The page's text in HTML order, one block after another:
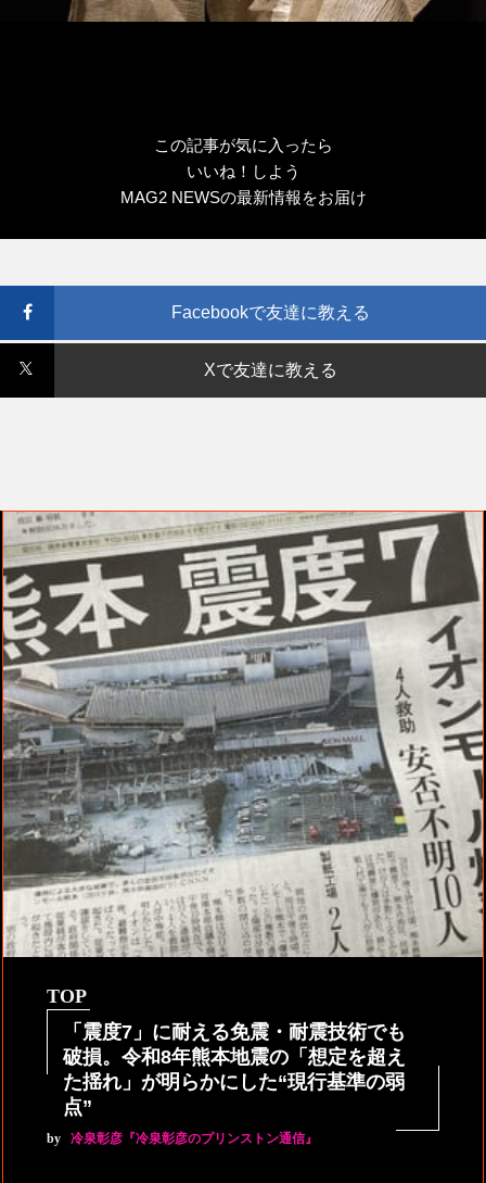
この記事が気に入ったら
いいね！しよう
MAG2 NEWSの最新情報をお届け
Facebookで友達に教える
Xで友達に教える
TOP
「震度7」に耐える免震・耐震技術でも
破損。令和8年熊本地震の「想定を超え
た揺れ」が明らかにした“現行基準の弱
点”
by 冷泉彰彦『冷泉彰彦のプリンストン通信』